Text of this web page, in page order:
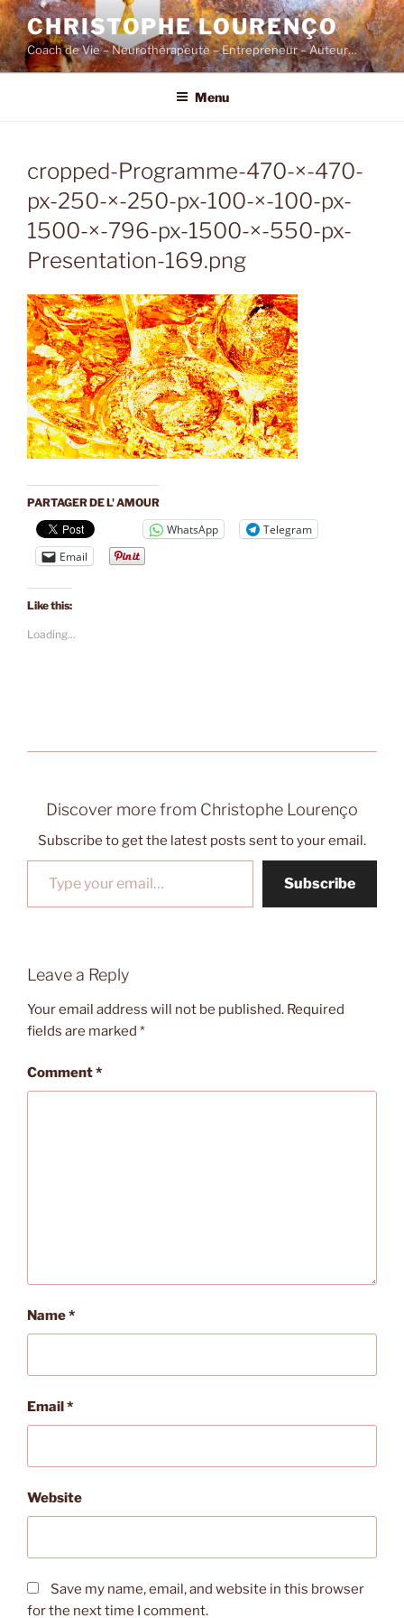
Skip
to
content
CHRISTOPHE LOURENÇO
Coach de Vie – Neurothérapeute – Entrepreneur – Auteur…
Menu
cropped-Programme-470-×-470-
px-250-×-250-px-100-×-100-px-
1500-×-796-px-1500-×-550-px-
Presentation-169.png
PARTAGER DE L' AMOUR
WhatsApp
Telegram
Email
Like this:
Loading...
Discover more from Christophe Lourenço
Subscribe to get the latest posts sent to your email.
Type your email…
Subscribe
Leave a Reply
Your email address will not be published. Required
fields are marked *
Comment*
Name*
Email*
Website
Save my name, email, and website in this browser
for the next time I comment.